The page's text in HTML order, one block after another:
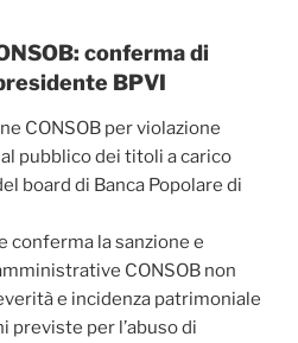
conferma di
BPVI
CONSOB per violazione
pubblico dei titoli a carico
board di Banca Popolare di
conferma la sanzione e
CONSOB non
e incidenza patrimoniale
previste per l’abuso di